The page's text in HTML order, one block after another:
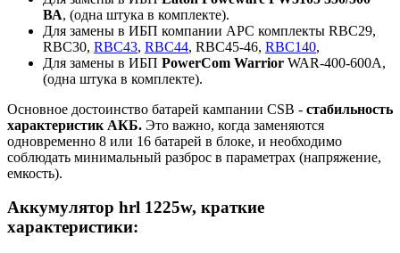
ВА, (одна штука в комплекте).
Для замены в ИБП компании APC комплекты RBC29,
RBC30, RBC43, RBC44, RBC45-46, RBC140,
Для замены в ИБП PowerCom Warrior WAR-400-600A,
(одна штука в комплекте).
Основное достоинство батарей кампании CSB - стабильность
характеристик АКБ. Это важно, когда заменяются
одновременно 8 или 16 батарей в блоке, и необходимо
соблюдать минимальный разброс в параметрах (напряжение,
емкость).
Аккумулятор hrl 1225w, краткие
характеристики: